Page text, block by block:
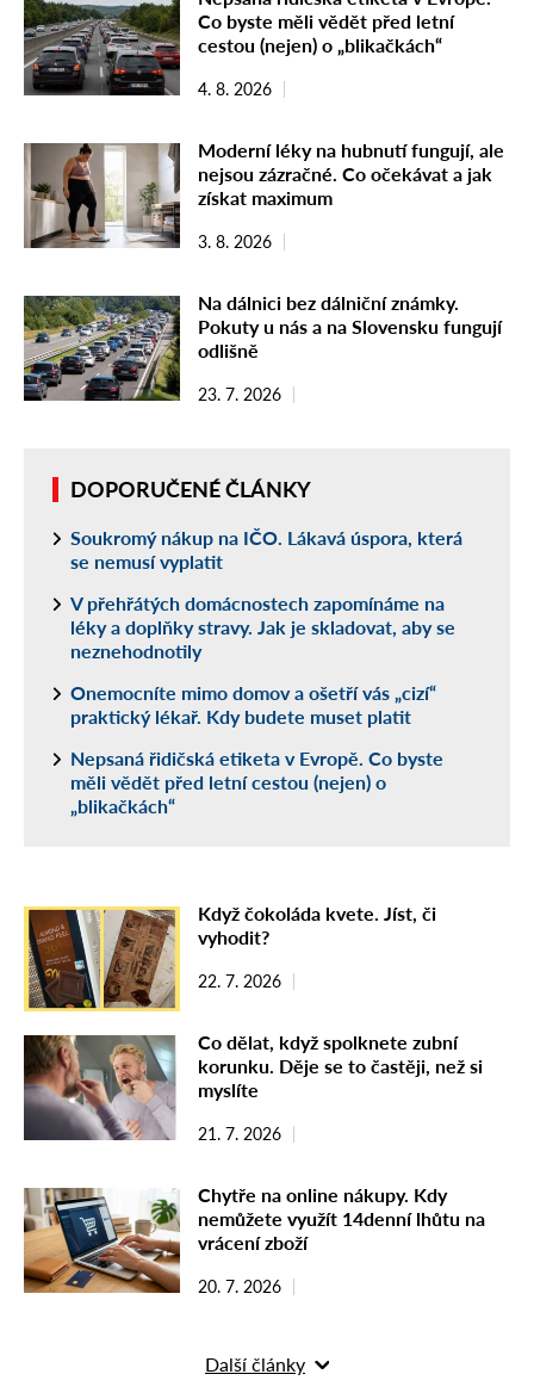
Co byste měli vědět před letní
cestou (nejen) o „blikačkách“
4. 8. 2026
Moderní léky na hubnutí fungují, ale
nejsou zázračné. Co očekávat a jak
získat maximum
3. 8. 2026
Na dálnici bez dálniční známky.
Pokuty u nás a na Slovensku fungují
odlišně
23. 7. 2026
DOPORUČENÉ ČLÁNKY
Soukromý nákup na IČO. Lákavá úspora, která
se nemusí vyplatit
V přehřátých domácnostech zapomínáme na
léky a doplňky stravy. Jak je skladovat, aby se
neznehodnotily
Onemocníte mimo domov a ošetří vás „cizí“
praktický lékař. Kdy budete muset platit
Nepsaná řidičská etiketa v Evropě. Co byste
měli vědět před letní cestou (nejen) o
„blikačkách“
Když čokoláda kvete. Jíst, či
vyhodit?
22. 7. 2026
Co dělat, když spolknete zubní
korunku. Děje se to častěji, než si
myslíte
21. 7. 2026
Chytře na online nákupy. Kdy
nemůžete využít 14denní lhůtu na
vrácení zboží
20. 7. 2026
Další články